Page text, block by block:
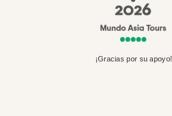
¡Gracias por su apoyo!